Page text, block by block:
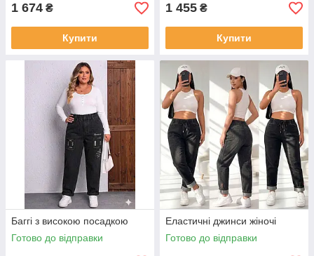
1 674 ₴
Купити
1 455 ₴
Купити
Баггі з високою посадкою
Готово до відправки
Еластичні джинси жіночі
Готово до відправки